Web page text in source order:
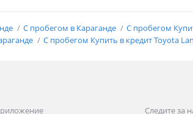
Разгон
1.
С пробегом в Караганде
С пробегом
С пробегом Купить в кредит Toyota
Следите за